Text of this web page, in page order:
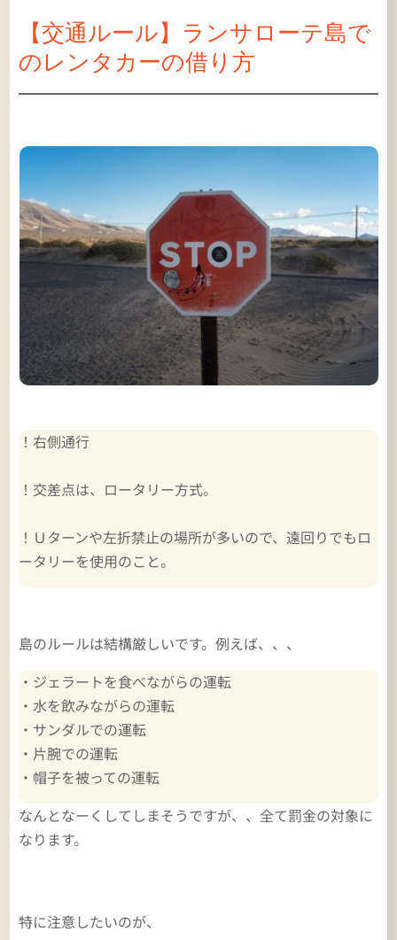
【交通ルール】ランサローテ島で
のレンタカーの借り方
！右側通行
！交差点は、ロータリー方式。
！Ｕターンや左折禁止の場所が多いので、遠回りでもロ
ータリーを使用のこと。
島のルールは結構厳しいです。例えば、、、
・ジェラートを食べながらの運転
・水を飲みながらの運転
・サンダルでの運転
・片腕での運転
・帽子を被っての運転
なんとなーくしてしまそうですが、、全て罰金の対象に
なります。
特に注意したいのが、